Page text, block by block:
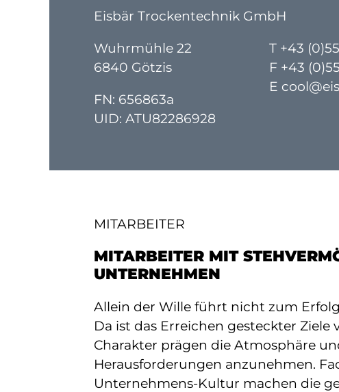
Eisbär Trockentechnik GmbH
Wuhrmühle 22
6840 Götzis
FN: 656863a
UID: ATU82286928
T +43
F +43
E
MITARBEITER
MITARBEITER MIT
UNTERNEHMEN
Allein der Wille führt nicht zum
Da ist das Erreichen gesteckter
Charakter prägen die Atmosphäre
Herausforderungen anzunehmen.
Unternehmens-Kultur machen die